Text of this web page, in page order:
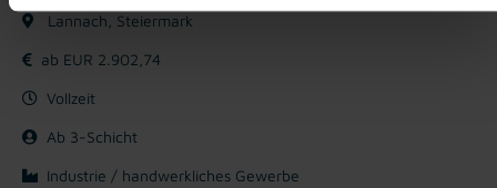
Lannach, Steiermark
ab EUR 2.902,74
Vollzeit
Ab 3-Schicht
Industrie / handwerkliches Gewerbe